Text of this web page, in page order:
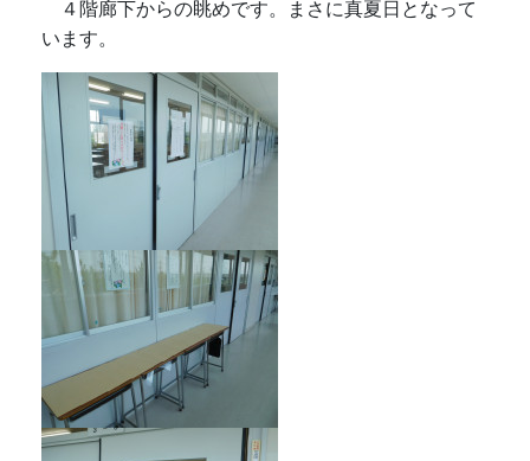
４階廊下からの眺めです。まさに真夏日となって
います。